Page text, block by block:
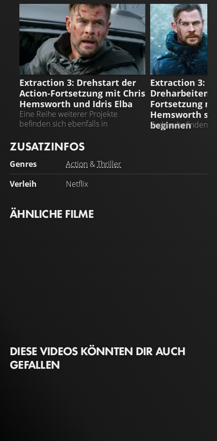
EXTRACTION 3
Extraction 3: Drehstart der
Action-Fortsetzung mit Chris
Hemsworth und Idris Elba
Eine Reihe weiterer Projekte
befinden sich ebenfalls in
EXTRACTION 3
Extraction 3:
Dreharbeiten
Fortsetzung
Hemsworth
beginnen
Zudem befinden
ZUSATZINFOS
Genres Action &Thriller
Verleih
Netflix
ÄHNLICHE FILME
DIESE VIDEOS KÖNNTEN DIR AUCH
GEFALLEN